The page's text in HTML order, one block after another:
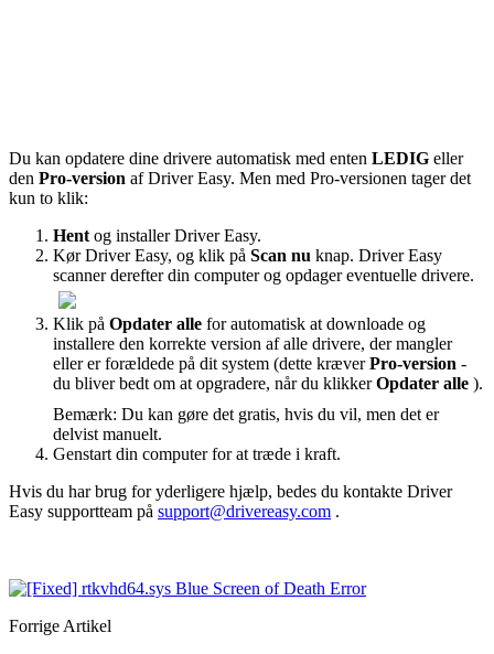
Du kan opdatere dine drivere automatisk med enten LEDIG eller
den Pro-version af Driver Easy. Men med Pro-versionen tager det
kun to klik:
Hentog installer Driver Easy.
Kør Driver Easy, og klik på Scan nu knap. Driver Easy
scanner derefter din computer og opdager eventuelle drivere.
Klik på Opdater alle for automatisk at downloade og
installere den korrekte version af alle drivere, der mangler
eller er forældede på dit system (dette kræverPro-version -
du bliver bedt om at opgradere, når du klikkerOpdater alle ).
Bemærk: Du kan gøre det gratis, hvis du vil, men det er
delvist manuelt.
Genstart din computer for at træde i kraft.
Hvis du har brug for yderligere hjælp, bedes du kontakte Driver
Easy supportteam på support@drivereasy.com .
Forrige Artikel